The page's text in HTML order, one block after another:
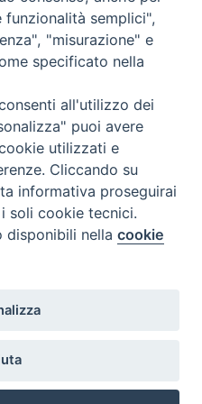
semplici",
"misurazione" e
specificato nella
all'utilizzo dei
puoi avere
utilizzati e
Cliccando su
informativa proseguirai
soli cookie tecnici.
disponibili nellacookie